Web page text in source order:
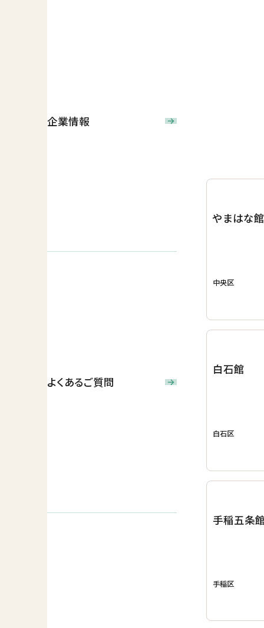
企業情報
よくあるご質問
やまはな
中央区
白石館
白石区
手稲五条
手稲区